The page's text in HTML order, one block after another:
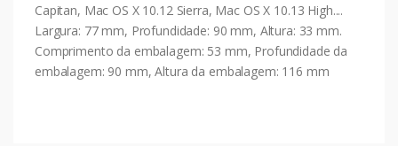
Capitan, Mac OS X 10.12 Sierra, Mac OS X 10.13 High....
Largura: 77 mm, Profundidade: 90 mm, Altura: 33 mm.
Comprimento da embalagem: 53 mm, Profundidade da
embalagem: 90 mm, Altura da embalagem: 116 mm